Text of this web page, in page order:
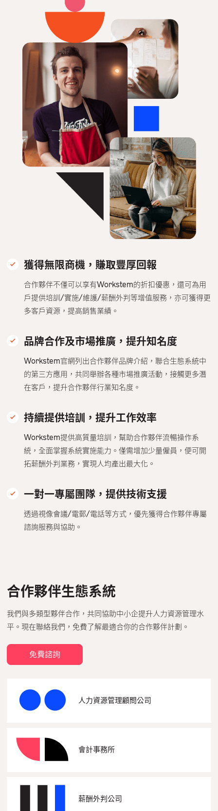
獲得無限商機，賺取豐厚回報
合作夥伴不僅可以享有Workstem的折扣優惠，還可為用
戶提供培訓/實施/維護/薪酬外判等增值服務，亦可獲得更
多客戶資源，提高銷售業績。
品牌合作及市場推廣，提升知名度
Workstem官網列出合作夥伴品牌介紹，聯合生態系統中
的第三方應用，共同舉辦各種市場推廣活動，接觸更多潛
在客戶，提升合作夥伴行業知名度。
持續提供培訓，提升工作效率
Workstem提供高質量培訓，幫助合作夥伴流暢操作系
統，全面掌握系統實施能力。僅需增加少量僱員，便可開
拓薪酬外判業務，實現人均產出最大化。
一對一專屬團隊，提供技術支援
透過視像會議/電郵/電話等方式，優先獲得合作夥伴專屬
諮詢服務與協助。
合作夥伴生態系統
我們與多類型夥伴合作，共同協助中小企提升人力資源管理水
平。現在聯絡我們，免費了解最適合你的合作夥伴計劃。
免費諮詢
人力資源管理顧問公司
會計事務所
薪酬外判公司